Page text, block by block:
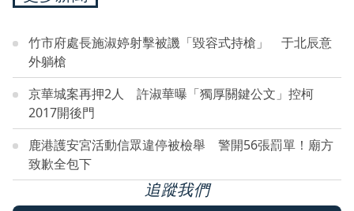
竹市府處長施淑婷射擊被譏「毀容式持槍」 于北辰意
外躺槍
京華城案再押2人 許淑華曝「獨厚關鍵公文」控柯
2017開後門
鹿港護安宮活動信眾違停被檢舉 警開56張罰單！廟方
致歉全包下
追蹤我們